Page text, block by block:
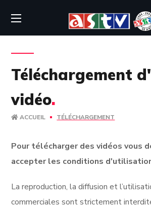
Téléchargement
vidéo.
ACCUEIL TÉLÉCHARGEMENT
Pour télécharger des vidéos vous
accepter les conditions
La reproduction, la diffusion et
commerciales sont strictement